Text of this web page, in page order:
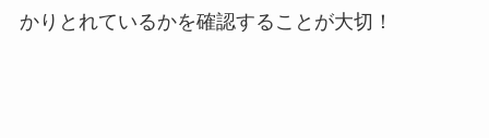
かりとれているかを確認することが大切！